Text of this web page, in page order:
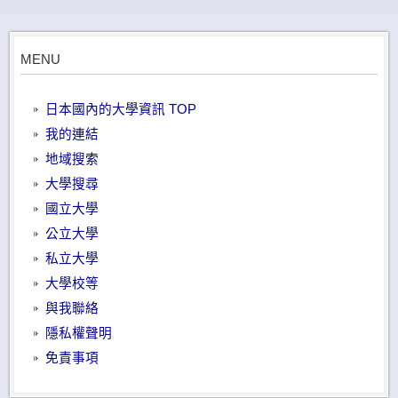
MENU
日本國內的大學資訊 TOP
我的連結
地域搜索
大學搜尋
國立大學
公立大學
私立大學
大學校等
與我聯絡
隱私權聲明
免責事項